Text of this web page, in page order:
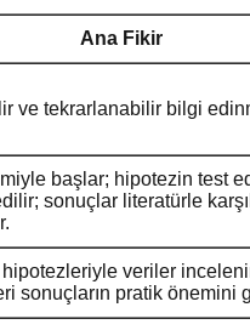
Ana Fikir
ve tekrarlanabilir bilgi
başlar; hipotezin test
sonuçlar literatürle
veriler
sonuçların pratik önemini